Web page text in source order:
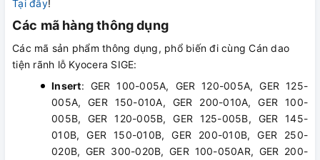
Tại đây!
Các mã hàng thông dụng
Các mã sản phẩm thông dụng, phổ biến đi cùng Cán dao
tiện rãnh lỗ Kyocera SIGE:
Insert: GER 100-005A, GER 120-005A, GER 125-
005A, GER 150-010A, GER 200-010A, GER 100-
005B, GER 120-005B, GER 125-005B, GER 145-
010B, GER 150-010B, GER 200-010B, GER 250-
020B, GER 300-020B, GER 100-050AR, GER 200-